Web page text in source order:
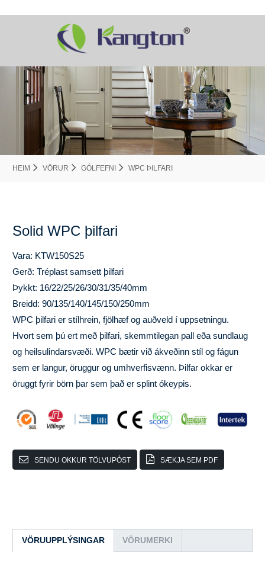
HEIM VÖRUR GÓLFEFNI WPC ÞILFARI
Solid WPC þilfari
Vara: KTW150S25
Gerð: Tréplast samsett þilfari
Þykkt: 16/22/25/26/30/31/35/40mm
Breidd: 90/135/140/145/150/250mm
WPC þilfari er stílhrein, fjölhæf og auðveld í uppsetningu.
Hvort sem þú ert með þilfari, skemmtilegan pall eða sundlaug
og heilsulindarsvæði. WPC bætir við ákveðinn stíl og fágun
sem er langur, öruggur og umhverfisvænn. Þilfar okkar er
öruggt fyrir börn þar sem það er splint ókeypis.
SENDU OKKUR TÖLVUPÓST SÆKJA SEM PDF
VÖRUUPPLÝSINGAR VÖRUMERKI